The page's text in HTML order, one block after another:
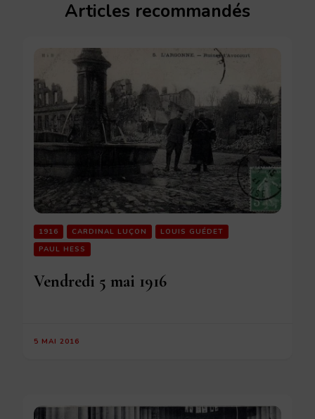
Articles recommandés
1916 CARDINAL LUÇON
LOUIS GUÉDET
PAUL HESS
Vendredi 5 mai 1916
5 MAI 2016